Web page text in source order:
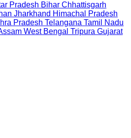
Pradesh Bihar Chhattisgarh
Jharkhand Himachal Pradesh
Pradesh Telangana Tamil Nadu
West Bengal Tripura Gujarat